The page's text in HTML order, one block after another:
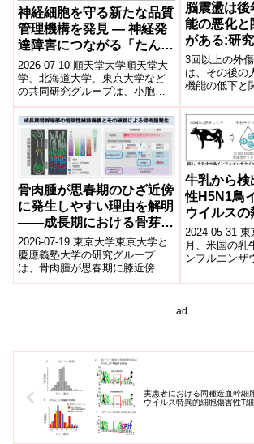
神経細胞を守る新たな品質
管理機構を発見 ― 神経発
達障害につながる「たんぱ
く質工場」の異常監視機構
を解明 ―
2026-07-10 順天堂大学順天堂大
学、北海道大学、東京大学など
の共同研究グループは、小胞体
上で働く新たな「たんぱく質品
質管理システム」を発見し、そ
の異常が...
脳震盪は後
能の悪化と
がある:研
brain
age: study)
3回以上の外
は、その後の
機能の低下と
traumatic br...
骨肉腫が思春期のひざ近傍
に発生しやすい理由を解明
――成長期における骨芽細
胞の増殖活性化とDNA損
傷応答の破綻により骨肉腫
が発生することを発見――
2026-07-19 東京大学東京大学と
慶應義塾大学の研究グループ
は、骨肉腫が思春期に膝近傍の
長管骨骨幹端で発生しやすい理
牛乳から検
性H5N1鳥
ウイルス
ウスへの感
2024-05-31
月、米国の乳
ンフルエンザ
された鳥イン
ad
実患者における同種造血幹細
ウイルス特異的細胞傷害性T